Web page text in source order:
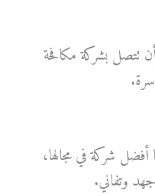
تتصل بشركة مكافحة
أفضل شركة في مجالها،
وتفاني.